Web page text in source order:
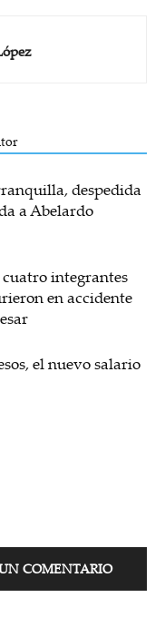
despedida
a Abelardo
integrantes
en accidente
el nuevo salario
COMENTARIO